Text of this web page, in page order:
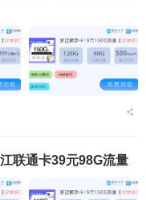
联通卡39元98G流量